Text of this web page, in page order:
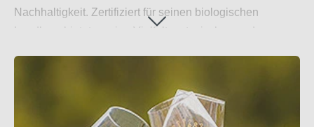
Nachhaltigkeit. Zertifiziert für seinen biologischen
Landbau, bietet es eine Vielfalt an typischen und